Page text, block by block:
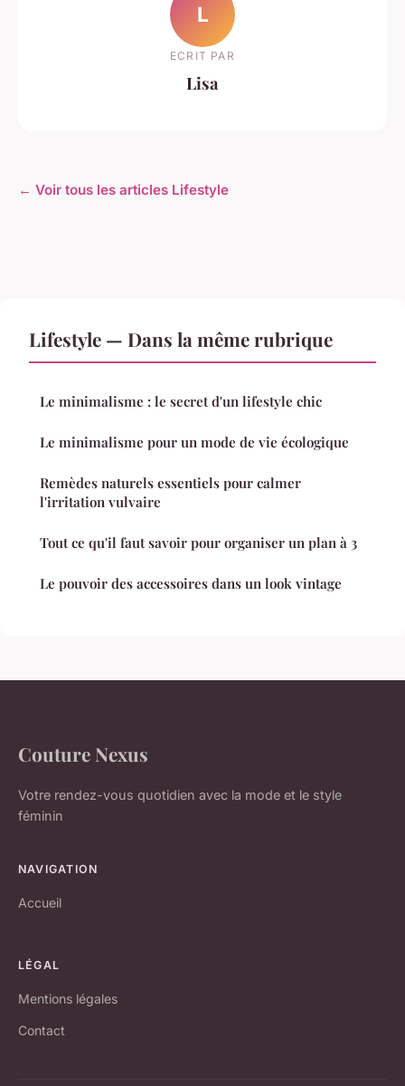
L
ECRIT PAR
Lisa
← Voir tous les articles Lifestyle
Lifestyle — Dans la même rubrique
Le minimalisme : le secret d'un lifestyle chic
Le minimalisme pour un mode de vie écologique
Remèdes naturels essentiels pour calmer
l'irritation vulvaire
Tout ce qu'il faut savoir pour organiser un plan à 3
Le pouvoir des accessoires dans un look vintage
Couture Nexus
Votre rendez-vous quotidien avec la mode et le style
féminin
NAVIGATION
Accueil
LÉGAL
Mentions légales
Contact